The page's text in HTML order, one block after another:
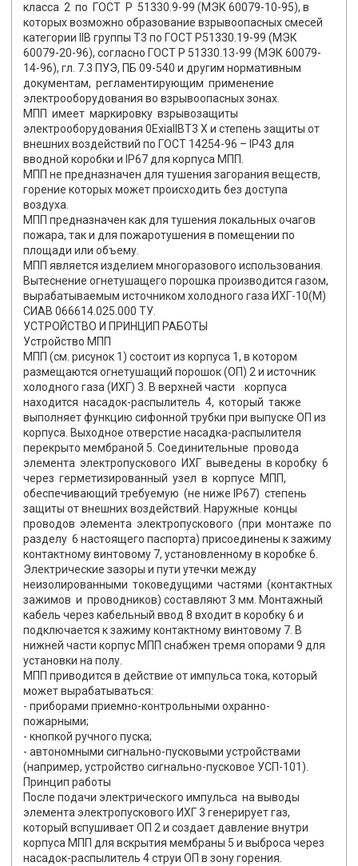
класса 2 по ГОСТ Р 51330.9-99 (МЭК 60079-10-95), в
которых возможно образование взрывоопасных смесей
категории IIВ группы Т3 по ГОСТ Р51330.19-99 (МЭК
60079-20-96), согласно ГОСТ Р 51330.13-99 (МЭК 60079-
14-96), гл. 7.3 ПУЭ, ПБ 09-540 и другим нормативным
документам, регламентирующим применение
электрооборудования во взрывоопасных зонах.
МПП имеет маркировку взрывозащиты
электрооборудования 0ЕхiaIIВT3 Х и степень защиты от
внешних воздействий по ГОСТ 14254-96 – IР43 для
вводной коробки и IР67 для корпуса МПП.
МПП не предназначен для тушения загорания веществ,
горение которых может происходить без доступа
воздуха.
МПП предназначен как для тушения локальных очагов
пожара, так и для пожаротушения в помещении по
площади или объему.
МПП является изделием многоразового использования.
Вытеснение огнетушащего порошка производится газом,
вырабатываемым источником холодного газа ИХГ-10(М)
СИАВ 066614.025.000 ТУ.
УСТРОЙСТВО И ПРИНЦИП РАБОТЫ
Устройство МПП
МПП (см. рисунок 1) состоит из корпуса 1, в котором
размещаются огнетушащий порошок (ОП) 2 и источник
холодного газа (ИХГ) 3. В верхней части корпуса
находится насадок-распылитель 4, который также
выполняет функцию сифонной трубки при выпуске ОП из
корпуса. Выходное отверстие насадка-распылителя
перекрыто мембраной 5. Соединительные провода
элемента электропускового ИХГ выведены в коробку 6
через герметизированный узел в корпусе МПП,
обеспечивающий требуемую (не ниже IP67) степень
защиты от внешних воздействий. Наружные концы
проводов элемента электропускового (при монтаже по
разделу 6 настоящего паспорта) присоединены к зажиму
контактному винтовому 7, установленному в коробке 6.
Электрические зазоры и пути утечки между
неизолированными токоведущими частями (контактных
зажимов и проводников) составляют 3 мм. Монтажный
кабель через кабельный ввод 8 входит в коробку 6 и
подключается к зажиму контактному винтовому 7. В
нижней части корпус МПП снабжен тремя опорами 9 для
установки на полу.
МПП приводится в действие от импульса тока, который
может вырабатываться:
- приборами приемно-контрольными охранно-
пожарными;
- кнопкой ручного пуска;
- автономными сигнально-пусковыми устройствами
(например, устройство сигнально-пусковое УСП-101).
Принцип работы
После подачи электрического импульса на выводы
элемента электропускового ИХГ 3 генерирует газ,
который вспушивает ОП 2 и создает давление внутри
корпуса МПП для вскрытия мембраны 5 и выброса через
насадок-распылитель 4 струи ОП в зону горения.